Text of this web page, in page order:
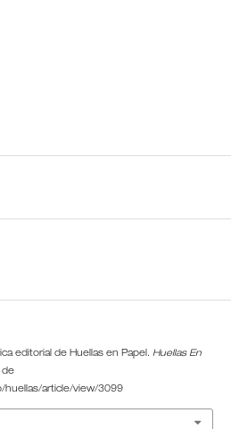
editorial de Huellas en Papel. Huellas En
de
huellas/article/view/3099